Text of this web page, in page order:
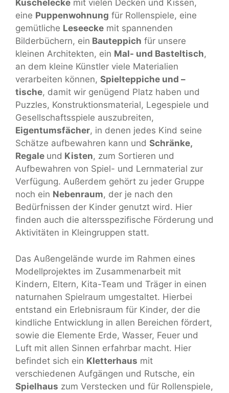
Kuschelecke mit vielen Decken und Kissen,
eine Puppenwohnung für Rollenspiele, eine
gemütliche Leseecke mit spannenden
Bilderbüchern, ein Bauteppich für unsere
kleinen Architekten, ein Mal- und Basteltisch,
an dem kleine Künstler viele Materialien
verarbeiten können, Spielteppiche und –
tische, damit wir genügend Platz haben und
Puzzles, Konstruktionsmaterial, Legespiele und
Gesellschaftsspiele auszubreiten,
Eigentumsfächer, in denen jedes Kind seine
Schätze aufbewahren kann und Schränke,
Regale und Kisten, zum Sortieren und
Aufbewahren von Spiel- und Lernmaterial zur
Verfügung. Außerdem gehört zu jeder Gruppe
noch ein Nebenraum, der je nach den
Bedürfnissen der Kinder genutzt wird. Hier
finden auch die altersspezifische Förderung und
Aktivitäten in Kleingruppen statt.
Das Außengelände wurde im Rahmen eines
Modellprojektes im Zusammenarbeit mit
Kindern, Eltern, Kita-Team und Träger in einen
naturnahen Spielraum umgestaltet. Hierbei
entstand ein Erlebnisraum für Kinder, der die
kindliche Entwicklung in allen Bereichen fördert,
sowie die Elemente Erde, Wasser, Feuer und
Luft mit allen Sinnen erfahrbar macht. Hier
befindet sich ein Kletterhaus mit
verschiedenen Aufgängen und Rutsche, ein
Spielhaus zum Verstecken und für Rollenspiele,